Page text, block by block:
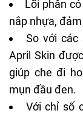
Lõi phấn
nắp nhựa,
So với các
April Skin
giúp che đi
mụn đầu đen.
Với chỉ số